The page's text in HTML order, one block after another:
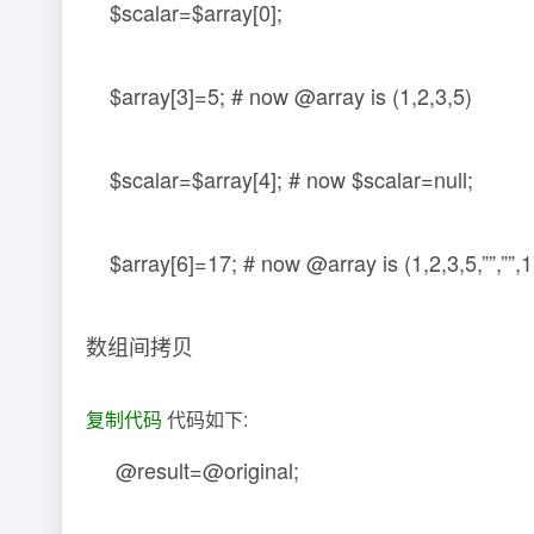
$scalar=$array[0];
$array[3]=5; # now @array is (1,2,3,5)
$scalar=$array[4]; # now $scalar=null;
$array[6]=17; # now @array is
数组间拷贝
复制代码 代码如下:
@result=@original;